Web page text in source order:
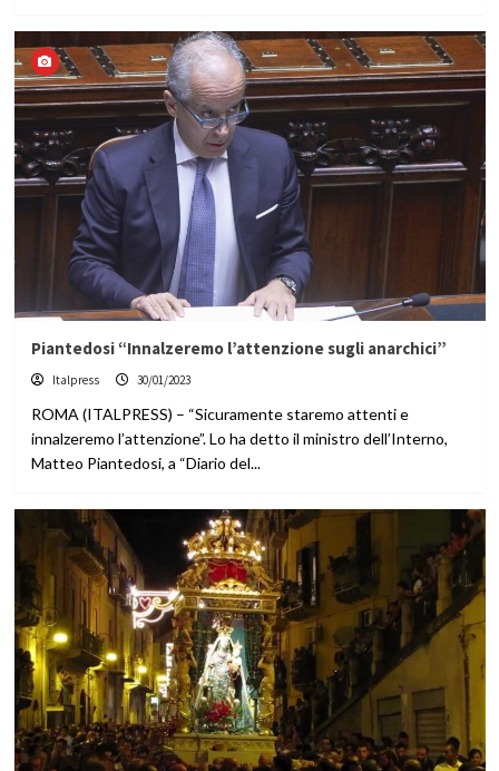
Piantedosi “Innalzeremo l’attenzione sugli anarchici”
Italpress 30/01/2023
ROMA (ITALPRESS) – “Sicuramente staremo attenti e
innalzeremo l’attenzione”. Lo ha detto il ministro dell’Interno,
Matteo Piantedosi, a “Diario del...